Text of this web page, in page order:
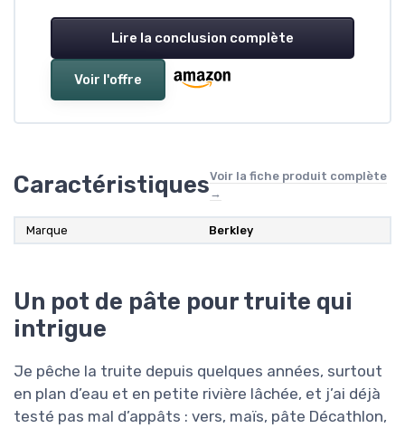
Lire la conclusion complète
Voir l'offre
CaractéristiquesVoir la fiche produit complète
→
Marque Berkley
Un pot de pâte pour truite qui
intrigue
Je pêche la truite depuis quelques années, surtout
en plan d’eau et en petite rivière lâchée, et j’ai déjà
testé pas mal d’appâts : vers, maïs, pâte Décathlon,